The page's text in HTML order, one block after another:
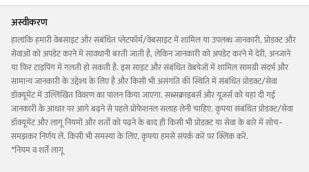
अस्वीकरण
हालांकि हमारी वेबसाइट और संबंधित प्लेटफॉर्म/वेबसाइट में शामिल या उपलब्ध जानकारी, प्रोडक्ट और
सेवाओं को अपडेट करने में सावधानी बरती जाती है, लेकिन जानकारी को अपडेट करने में देरी, अनजाने
या फिर टाइपिंग में गलती हो सकती है. इस साइट और संबंधित वेबपेजों में शामिल सामग्री संदर्भ और
सामान्य जानकारी के उद्देश्य के लिए है और किसी भी असंगति की स्थिति में संबंधित प्रोडक्ट/सेवा
डॉक्यूमेंट में उल्लिखित विवरण का पालन किया जाएगा. सब्सक्राइबर्स और यूज़र्स को यहां दी गई
जानकारी के आधार पर आगे बढ़ने से पहले प्रोफेशनल सलाह लेनी चाहिए. कृपया संबंधित प्रोडक्ट/सेवा
डॉक्यूमेंट और लागू नियमों और शर्तों को पढ़ने के बाद ही किसी भी प्रोडक्ट या सेवा के बारे में सोच-
समझकर निर्णय लें. किसी भी समस्या के लिए, कृपया हमसे संपर्क करें पर क्लिक करें.
*नियम व शर्तें लागू